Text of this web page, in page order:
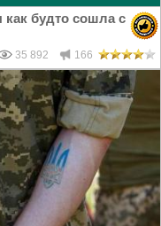
будто сошла с
35 892 166